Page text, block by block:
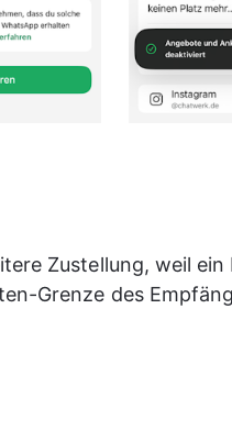
Zustellung, weil
Grenze des